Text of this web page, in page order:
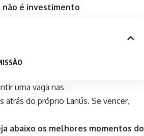
não é investimento
uma vaga nas
do próprio Lanús. Se vencer,
abaixo os melhores momentos do